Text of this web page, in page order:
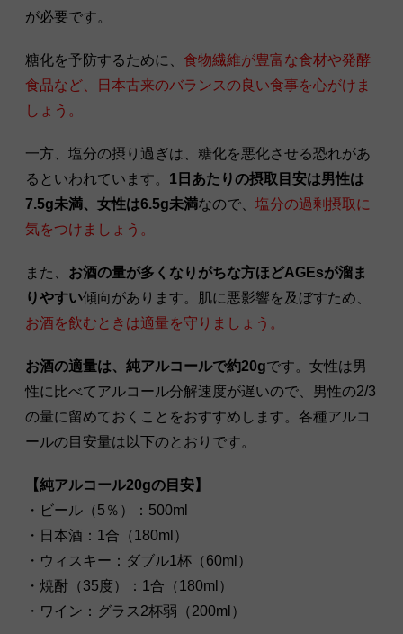
が必要です。
糖化を予防するために、 食物繊維が豊富な食材や発酵
食品など、日本古来のバランスの良い食事を心がけま
しょう。
一方、塩分の摂り過ぎは、糖化を悪化させる恐れがあ
るといわれています。 1日あたりの摂取目安は男性は
7.5g未満、女性は6.5g未満なので、 塩分の過剰摂取に
気をつけましょう。
また、 お酒の量が多くなりがちな方ほどAGEsが溜ま
りやすい傾向があります。肌に悪影響を及ぼすため、
お酒を飲むときは適量を守りましょう。
お酒の適量は、純アルコールで約20gです。女性は男
性に比べてアルコール分解速度が遅いので、男性の2/3
の量に留めておくことをおすすめします。各種アルコ
ールの目安量は以下のとおりです。
【純アルコール20gの目安】
・ビール（5％）：500ml
・日本酒：1合（180ml）
・ウィスキー：ダブル1杯（60ml）
・焼酎（35度）：1合（180ml）
・ワイン：グラス2杯弱（200ml）